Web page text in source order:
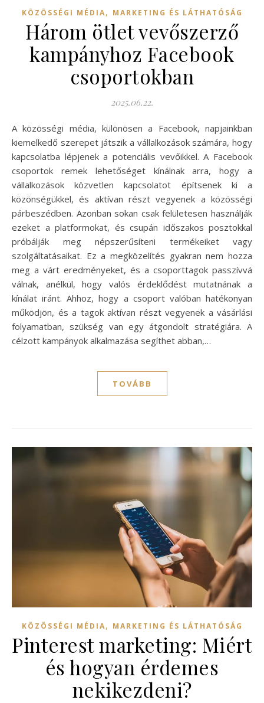
KÖZÖSSÉGI MÉDIA, MARKETING ÉS LÁTHATÓSÁG
Három ötlet vevőszerző
kampányhoz Facebook
csoportokban
2025.06.22.
A közösségi média, különösen a Facebook, napjainkban
kiemelkedő szerepet játszik a vállalkozások számára, hogy
kapcsolatba lépjenek a potenciális vevőikkel. A Facebook
csoportok remek lehetőséget kínálnak arra, hogy a
vállalkozások közvetlen kapcsolatot építsenek ki a
közönségükkel, és aktívan részt vegyenek a közösségi
párbeszédben. Azonban sokan csak felületesen használják
ezeket a platformokat, és csupán időszakos posztokkal
próbálják meg népszerűsíteni termékeiket vagy
szolgáltatásaikat. Ez a megközelítés gyakran nem hozza
meg a várt eredményeket, és a csoporttagok passzívvá
válnak, anélkül, hogy valós érdeklődést mutatnának a
kínálat iránt. Ahhoz, hogy a csoport valóban hatékonyan
működjön, és a tagok aktívan részt vegyenek a vásárlási
folyamatban, szükség van egy átgondolt stratégiára. A
célzott kampányok alkalmazása segíthet abban,…
TOVÁBB
KÖZÖSSÉGI MÉDIA, MARKETING ÉS LÁTHATÓSÁG
Pinterest marketing: Miért
és hogyan érdemes
nekikezdeni?